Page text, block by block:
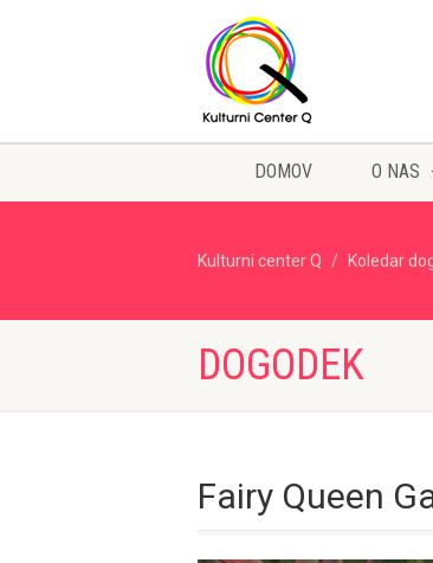
DOMOV O NAS
Kulturni center Q Koledar
DOGODEK
Fairy Queen